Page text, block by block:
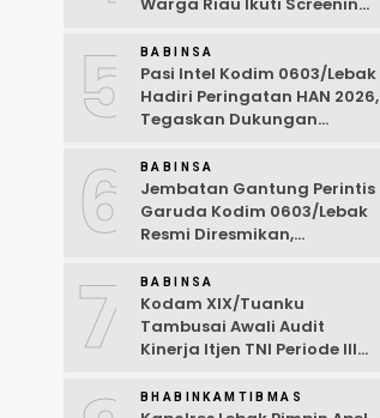
Warga Riau Ikuti Screening
5 BABINSA
Pasi Intel Kodim 0603/Lebak
Hadiri Peringatan HAN 2026,
Tegaskan Dukungan
Ramah Anak
6 BABINSA
Jembatan Gantung Perintis
Garuda Kodim 0603/Lebak
Resmi Diresmikan,
Desa Wanasalam
7 BABINSA
Kodam XIX/Tuanku
Tambusai Awali Audit
Kinerja Itjen TNI Periode III
BHABINKAMTIBMAS